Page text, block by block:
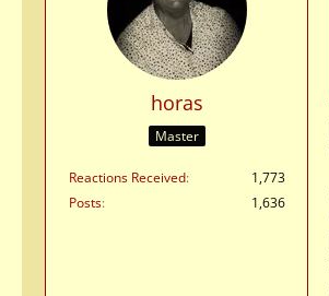
horas
Master
Reactions Received
1,773
Posts
1,636